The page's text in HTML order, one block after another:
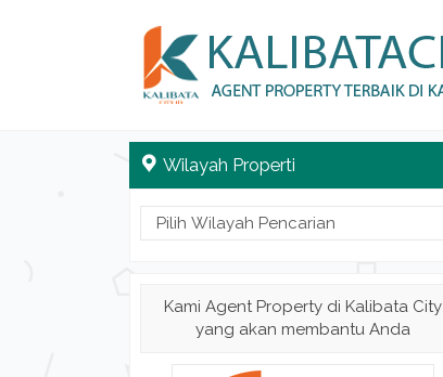
Wilayah Properti
Kami Agent Property di Kalibata City
yang akan membantu Anda